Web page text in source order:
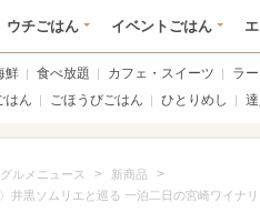
ウチごはん イベントごはん
鮮 食べ放題 カフェ・スイーツ ラ
はん ごほうびごはん ひとりめし
グルメニュース > 新商品 >
〉井黒ソムリエと巡る 一泊二日の宮崎ワイナ